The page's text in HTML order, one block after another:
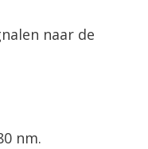
naar de
nm.